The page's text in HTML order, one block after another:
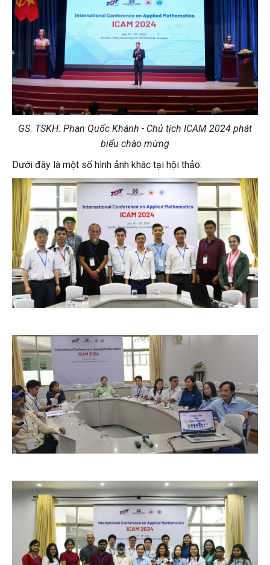
GS. TSKH. Phan Quốc Khánh - Chủ tịch ICAM 2024 phát
biểu chào mừng
Dưới đây là một số hình ảnh khác tại hội thảo: